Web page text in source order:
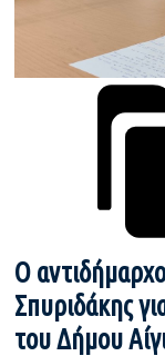
Ο
Σπυριδάκης
του Δήμου